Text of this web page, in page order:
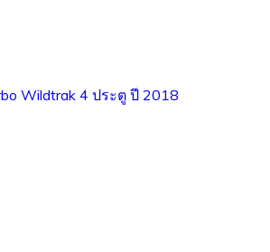
Wildtrak 4 ประตู ปี 2018